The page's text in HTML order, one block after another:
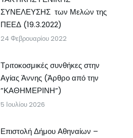
ΣΥΝΕΛΕΥΣΗΣ των Μελών της
ΠΕΕΔ (19.3.2022)
24 Φεβρουαρίου 2022
Τριτοκοσμικές συνθήκες στην
Αγίας Άννης (Άρθρο από την
”ΚΑΘΗΜΕΡΙΝΗ”)
5 Ιουλίου 2026
Επιστολή Δήμου Αθηναίων –